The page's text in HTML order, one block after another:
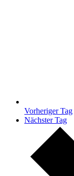
Vorheriger Tag
Nächster Tag